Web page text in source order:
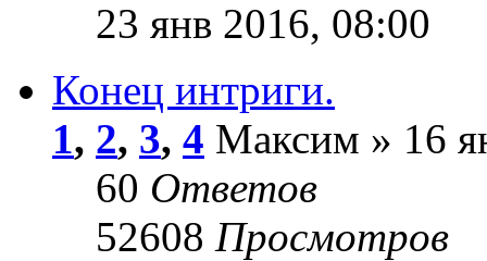
23 янв 2016, 08:00
Конец интриги.
1, 2, 3, 4 Максим » 16
60 Ответов
52608 Просмотров